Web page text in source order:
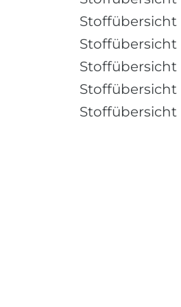
Stoffübersicht
Stoffübersicht
Stoffübersicht